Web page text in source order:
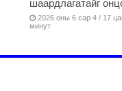
шаардлагатайг
2026 оны 6 сар 4 / 17
минут